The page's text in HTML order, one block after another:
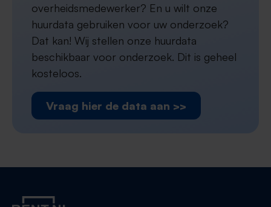
overheidsmedewerker? En u wilt onze
huurdata gebruiken voor uw onderzoek?
Dat kan! Wij stellen onze huurdata
beschikbaar voor onderzoek. Dit is geheel
kosteloos.
Vraag hier de data aan >>